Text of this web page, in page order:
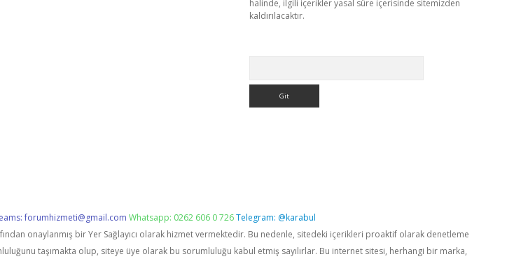
halinde, ilgili içerikler yasal süre içerisinde sitemizden
kaldırılacaktır.
forumhizmeti@gmail.com Whatsapp: 0262 606 0 726Telegram: @karabul
onaylanmış bir Yer Sağlayıcı olarak hizmet vermektedir. Bu nedenle, sitedeki içerikleri proaktif olarak denetleme
taşımakta olup, siteye üye olarak bu sorumluluğu kabul etmiş sayılırlar. Bu internet sitesi, herhangi bir marka,